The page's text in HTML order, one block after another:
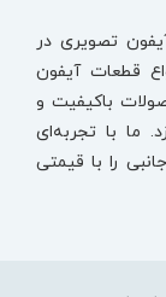
تصویری در
قطعات آیفون
باکیفیت و
ما با تجربه‌ای
را با قیمتی